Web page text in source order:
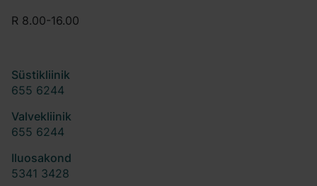
R 8.00-16.00
Süstikliinik
655 6244
Valvekliinik
655 6244
Iluosakond
5341 3428